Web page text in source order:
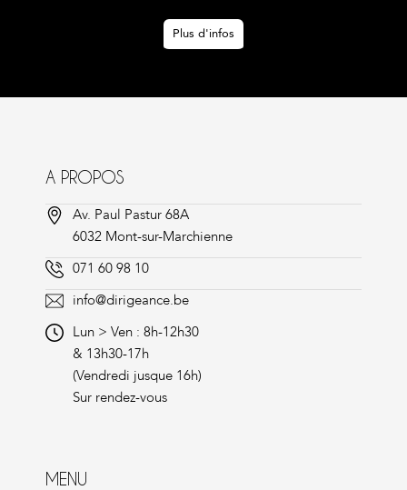
Plus d'infos
A PROPOS
Av. Paul Pastur 68A
6032 Mont-sur-Marchienne
071 60 98 10
info@dirigeance.be
Lun > Ven : 8h-12h30
& 13h30-17h
(Vendredi jusque 16h)
Sur rendez-vous
MENU